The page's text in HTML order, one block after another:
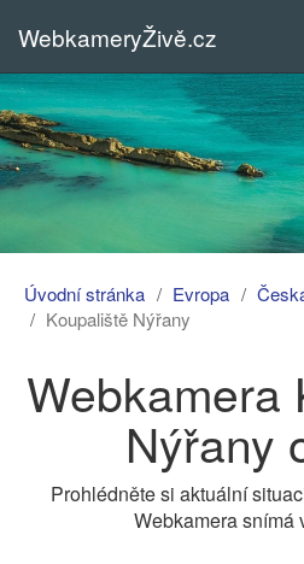
WebkameryŽivě.cz
Úvodní stránka Evropa
Koupaliště Nýřany
Webkamera
Nýřany
Prohlédněte si aktuální
Webkamera snímá